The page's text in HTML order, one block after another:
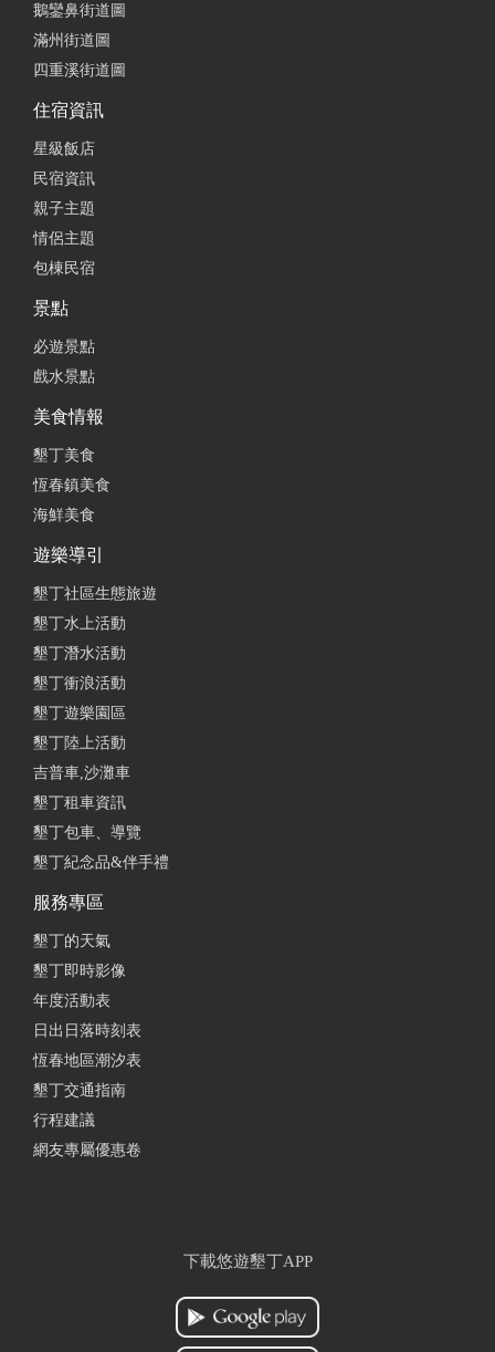
鵝鑾鼻街道圖
滿州街道圖
四重溪街道圖
住宿資訊
星級飯店
民宿資訊
親子主題
情侶主題
包棟民宿
景點
必遊景點
戲水景點
美食情報
墾丁美食
恆春鎮美食
海鮮美食
遊樂導引
墾丁社區生態旅遊
墾丁水上活動
墾丁潛水活動
墾丁衝浪活動
墾丁遊樂園區
墾丁陸上活動
吉普車,沙灘車
墾丁租車資訊
墾丁包車、導覽
墾丁紀念品&伴手禮
服務專區
墾丁的天氣
墾丁即時影像
年度活動表
日出日落時刻表
恆春地區潮汐表
墾丁交通指南
行程建議
網友專屬優惠卷
下載悠遊墾丁APP